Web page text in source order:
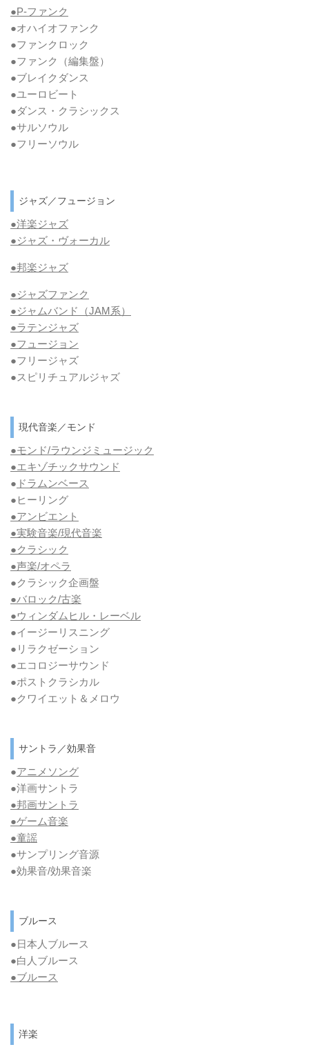
●P-ファンク
●オハイオファンク
●ファンクロック
●ファンク
（編集盤）
●ブレイクダンス
●ユーロビート
●ダンス・クラシックス
●サルソウル
●フリーソウル
ジャズ／フュージョン
●洋楽ジャズ
●ジャズ・ヴォーカル
●邦楽ジャズ
●ジャズファンク
●ジャムバンド（JAM系）
●ラテンジャズ
●フュージョン
●フリージャズ
●スピリチュアルジャズ
現代音楽／モンド
●モンド/ラウンジミュージック
●エキゾチックサウンド
● ドラムンベース
●ヒーリング
●アンビエント
●実験音楽/現代音楽
●クラシック
●声楽/オペラ
●クラシック企画盤
●バロック/古楽
●ウィンダムヒル・レーベル
●イージーリスニング
●リラクゼーション
●エコロジーサウンド
●ポストクラシカル
●クワイエット＆メロウ
サントラ／効果音
●アニメソング
●洋画サントラ
●邦画サントラ
●ゲーム音楽
●童謡
●サンプリング音源
●効果音/効果音楽
ブルース
●日本人ブルース
●白人ブルース
●ブルース
洋楽